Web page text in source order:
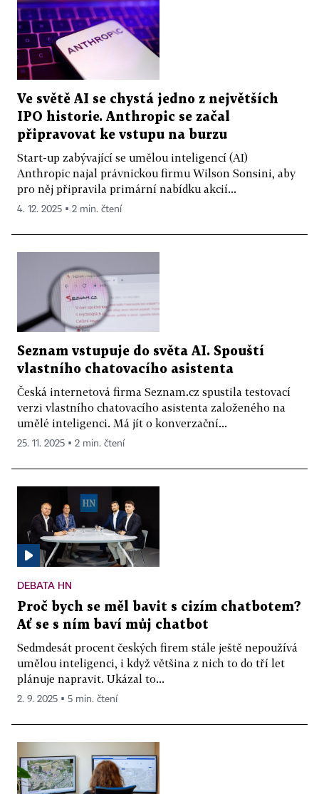
Ve světě AI se chystá jedno z největších
IPO historie. Anthropic se začal
připravovat ke vstupu na burzu
Start-up zabývající se umělou inteligencí (AI)
Anthropic najal právnickou firmu Wilson Sonsini, aby
pro něj připravila primární nabídku akcií...
4. 12. 2025 ▪ 2 min. čtení
Seznam vstupuje do světa AI. Spouští
vlastního chatovacího asistenta
Česká internetová firma Seznam.cz spustila testovací
verzi vlastního chatovacího asistenta založeného na
umělé inteligenci. Má jít o konverzační...
25. 11. 2025 ▪ 2 min. čtení
DEBATA HN
Proč bych se měl bavit s cizím chatbotem?
Ať se s ním baví můj chatbot
Sedmdesát procent českých firem stále ještě nepoužívá
umělou inteligenci, i když většina z nich to do tří let
plánuje napravit. Ukázal to...
2. 9. 2025 ▪ 5 min. čtení